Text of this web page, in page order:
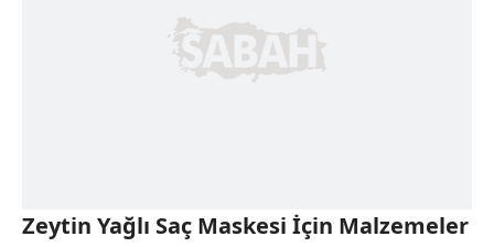
Zeytin Yağlı Saç Maskesi İçin Malzemeler